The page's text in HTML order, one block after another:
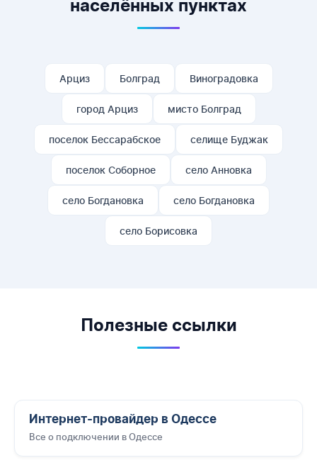
населённых пунктах
Арциз Болград Виноградовка
город Арциз мисто Болград
поселок Бессарабское селище Буджак
поселок Соборное село Анновка
село Богдановка село Богдановка
село Борисовка
Полезные ссылки
Интернет-провайдер в Одессе
Все о подключении в Одессе